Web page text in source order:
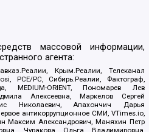
массовой информации,
агента:
Крым.Реалии, Телеканал
PCE/PC, Сибирь.Реалии, Фактограф,
MEDIUM-ORIENT, Пономарев Лев
Алексеевна, Маркелов Сергей
Николаевич, Апахончич Дарья
антикоррупционное СМИ, VTimes.io,
Максим Александрович, Маняхин Петр
Чуракова Ольга Владимировна,